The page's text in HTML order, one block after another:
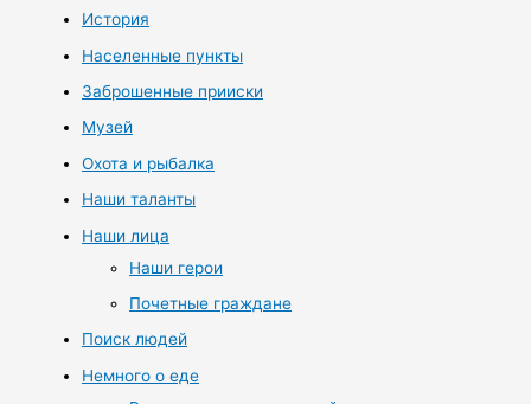
История
Населенные пункты
Заброшенные прииски
Музей
Охота и рыбалка
Наши таланты
Наши лица
Наши герои
Почетные граждане
Поиск людей
Немного о еде